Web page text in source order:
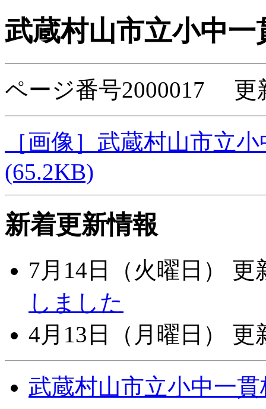
武蔵村山市立小中一
ページ番号2000017 更
［画像］武蔵村山市立
(65.2KB)
新着更新情報
7月14日（火曜日）
更
しました
4月13日（月曜日）
更
武蔵村山市立小中一